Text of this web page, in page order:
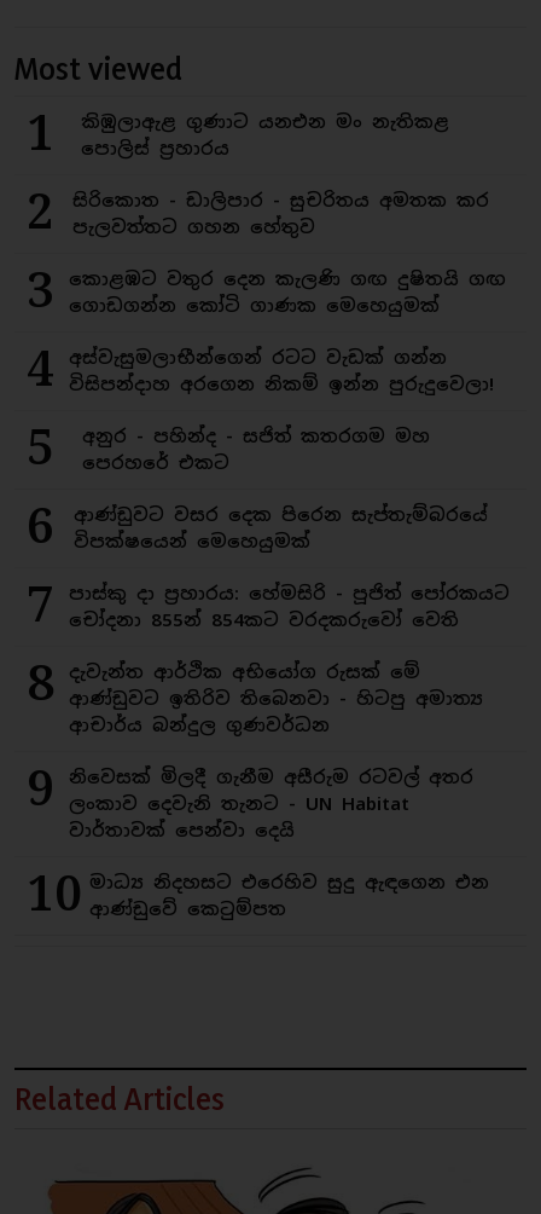
Most viewed
1
කිඹුලාඇළ ගුණාට යනඑන මං නැතිකළ
පොලිස් ප්‍රහාරය
2
සිරිකොත - ඩාලිපාර - සුචරිතය අමතක කර
පැලවත්තට ගහන හේතුව
3
කොළඹට වතුර දෙන කැලණි ගඟ දුෂිතයි ගඟ
ගොඩගන්න කෝටි ගාණක මෙහෙයුමක්
4
අස්වැසුමලාභීන්ගෙන් රටට වැඩක් ගන්න
විසිපන්දාහ අරගෙන නිකම් ඉන්න පුරුදුවෙලා!
5
අනුර - පහින්ද - සජිත් කතරගම මහ
පෙරහරේ එකට
6
ආණ්ඩුවට වසර දෙක පිරෙන සැප්තැම්බරයේ
විපක්ෂයෙන් මෙහෙයුමක්
7
පාස්කු දා ප්‍රහාරය: හේමසිරි - පූජිත් පෝරකයට
චෝදනා 855න් 854කට වරදකරුවෝ වෙති
8
දැවැන්ත ආර්ථික අභියෝග රුසක් මේ
ආණ්ඩුවට ඉතිරිව තිබෙනවා - හිටපු අමාත්‍ය
ආචාර්ය බන්දුල ගුණවර්ධන
9
නිවෙසක් මිලදී ගැනීම අසීරුම රටවල් අතර
ලංකාව දෙවැනි තැනට - UN Habitat
වාර්තාවක් පෙන්වා දෙයි
10 මාධ්‍ය නිදහසට එරෙහිව සුදු ඇඳගෙන එන
ආණ්ඩුවේ කෙටුම්පත
Related Articles